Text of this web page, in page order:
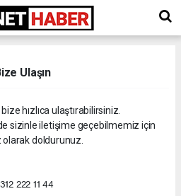
Ulaşın
hızlıca ulaştırabilirsiniz.
sizinle iletişime geçebilmemiz için
doldurunuz.
222 11 44